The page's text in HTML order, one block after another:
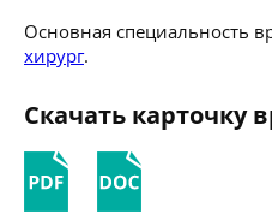
Основная специальность
хирург.
Скачать карточку